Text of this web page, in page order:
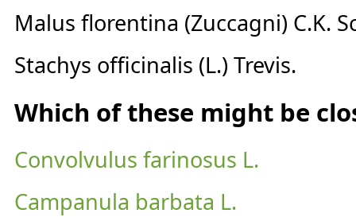
Malus florentina (Zuccagni) C.K.
Stachys officinalis (L.) Trevis.
Which of these might be
Convolvulus farinosus L.
Campanula barbata L.